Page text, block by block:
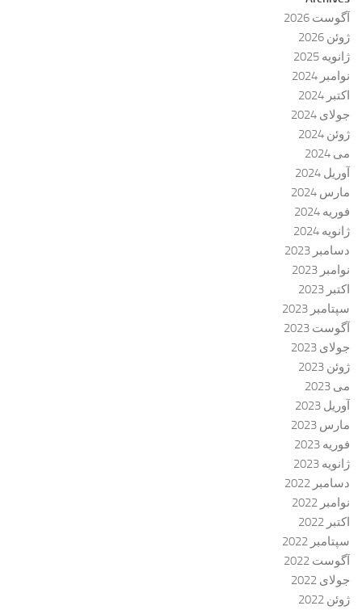
آگوست 2026
ژوئن 2026
ژانویه 2025
نوامبر 2024
اکتبر 2024
جولای 2024
ژوئن 2024
می 2024
آوریل 2024
مارس 2024
فوریه 2024
ژانویه 2024
دسامبر 2023
نوامبر 2023
اکتبر 2023
سپتامبر 2023
آگوست 2023
جولای 2023
ژوئن 2023
می 2023
آوریل 2023
مارس 2023
فوریه 2023
ژانویه 2023
دسامبر 2022
نوامبر 2022
اکتبر 2022
سپتامبر 2022
آگوست 2022
جولای 2022
ژوئن 2022